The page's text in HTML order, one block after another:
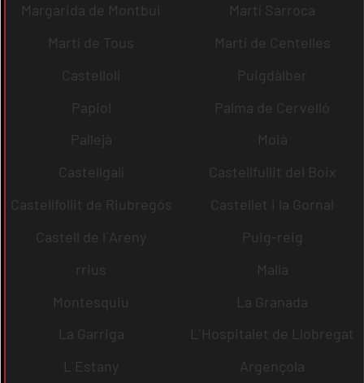
Margarida de Montbui
Martí Sarroca
Martí de Tous
Martí de Centelles
Castellolí
Puigdàlber
Papiol
Palma de Cervelló
Pallejà
Moià
Castellgalí
Castellfullit del Boix
Castellfollit de Riubregós
Castellet i la Gornal
Castell de l´Areny
Puig-reig
rrius
Malla
Montesquiu
La Granada
La Garriga
L´Hospitalet de Llobregat
L´Estany
Argençola